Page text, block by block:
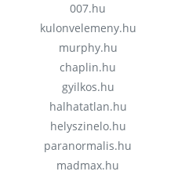
007.hu
kulonvelemeny.hu
murphy.hu
chaplin.hu
gyilkos.hu
halhatatlan.hu
helyszinelo.hu
paranormalis.hu
madmax.hu